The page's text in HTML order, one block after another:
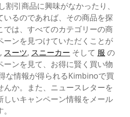
割引商品に興味がなかったり、
いるのであれば、その商品を探
では、すべてのカテゴリーの商
ーンを見つけていただくことが
, スーツ, スニーカー そして 服 の
ーンを見て、お得に賢く買い物
な情報が得られるKimbinoで買
んか。また、ニュースレターを
しいキャンペーン情報をメール